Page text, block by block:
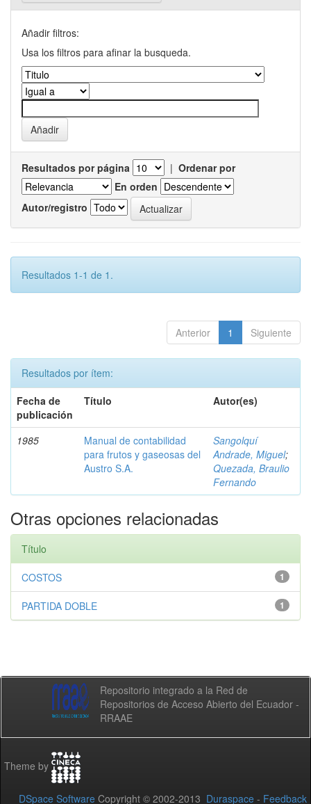
Añadir filtros:
Usa los filtros para afinar la busqueda.
Resultados por página | Ordenar por
En orden
Autor/registro
Resultados 1-1 de 1.
Anterior 1 Siguiente
Resultados por ítem:
Fecha de
publicación
Título Autor(es)
1985
Manual de contabilidad
para frutos y gaseosas del
Austro S.A.
Sangolquí
Andrade, Miguel;
Quezada, Braulio
Fernando
Otras opciones relacionadas
Título
1
COSTOS
1
PARTIDA DOBLE
Repositorio integrado a la Red de
Repositorios de Acceso Abierto del Ecuador -
RRAAE
Theme by
DSpace Software Copyright © 2002-2013 Duraspace - Feedback